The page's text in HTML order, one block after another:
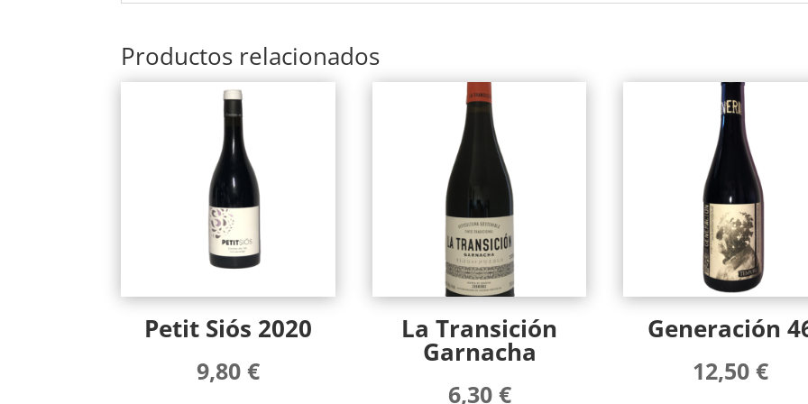
Productos relacionados
Petit Siós 2020
9,80€
La Transición
Garnacha
6,30 €
Generación
12,50€